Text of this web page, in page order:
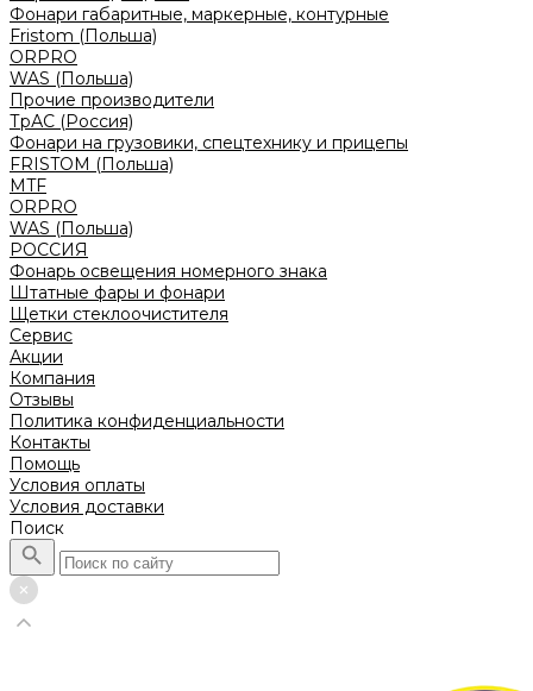
Фонари габаритные, маркерные, контурные
Fristom (Польша)
ORPRO
WAS (Польша)
Прочие производители
ТрАС (Россия)
Фонари на грузовики, спецтехнику и прицепы
FRISTOM (Польша)
MTF
ORPRO
WAS (Польша)
РОССИЯ
Фонарь освещения номерного знака
Штатные фары и фонари
Щетки стеклоочистителя
Сервис
Акции
Компания
Отзывы
Политика конфиденциальности
Контакты
Помощь
Условия оплаты
Условия доставки
Поиск